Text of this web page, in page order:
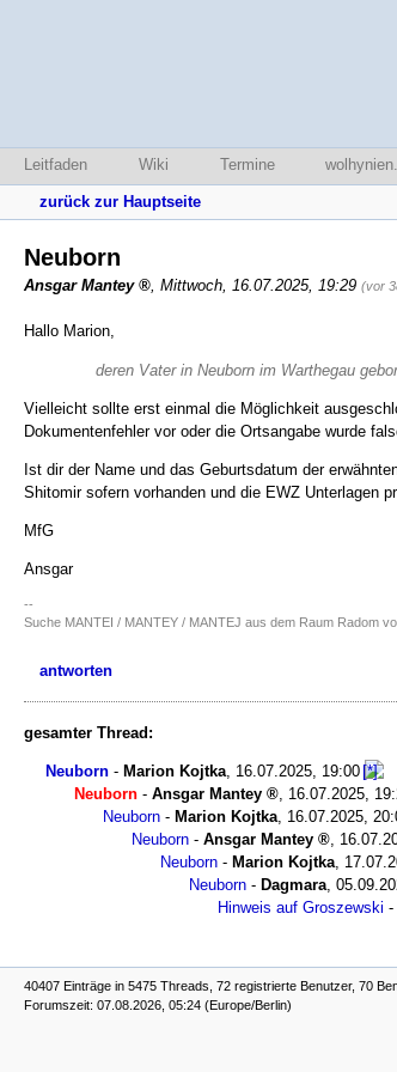
Leitfaden Wiki Termine
zurück zur Hauptseite
Neuborn
Ansgar Mantey , Mittwoch, 16.07.2025, 19:29 (vor
Hallo Marion,
deren Vater in Neuborn im Warthegau
Vielleicht sollte erst einmal die Möglichkeit
Dokumentenfehler vor oder die Ortsangabe wurde
Ist dir der Name und das Geburtsdatum der
Shitomir sofern vorhanden und die EWZ Unterlagen
MfG
Ansgar
--
Suche MANTEI / MANTEY / MANTEJ aus dem Raum Radom
antworten
gesamter Thread:
Neuborn - Marion Kojtka, 16.07.2025, 19:00
Neuborn - Ansgar Mantey , 16.07.2025,
Neuborn - Marion Kojtka, 16.07.2025,
Neuborn - Ansgar Mantey ,
Neuborn - Marion Kojtka,
Neuborn - Dagmara,
Hinweis auf Groszewski -
40407 Einträge in 5475 Threads, 72 registrierte Benutzer, 70
Forumszeit: 07.08.2026, 05:24 (Europe/Berlin)